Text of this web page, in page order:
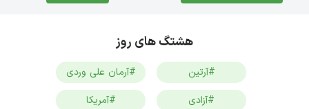
هشتگ های روز
#آرتین
#آرمان علی وردی
#آزادی
#آمریکا